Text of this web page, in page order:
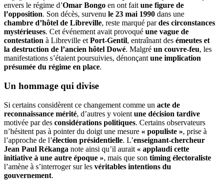
envers le régime d’Omar Bongo en ont fait une figure de
l’opposition. Son décès, survenu le 23 mai 1990 dans une
chambre d’hôtel de Libreville, reste marqué pardes circonstances
mystérieuses. Cet événement avait provoqué une vague de
contestation à Libreville et Port-Gentil, entraînant des émeutes et
la destruction de l’ancien hôtel Dowé. Malgré un couvre-feu, les
manifestations s’étaient poursuivies, dénonçant une implication
présumée du régime en place.
Un hommage qui divise
Si certains considèrent ce changement comme un acte de
reconnaissance mérité, d’autres y voient une décision tardive
motivée par des considérations politiques. Certains observateurs
n’hésitent pas à pointer du doigt une mesure « populiste », prise à
l’approche de l’élection présidentielle. L’enseignant-chercheur
Jean Paul Rékanga note ainsi qu’il aurait « applaudi cette
initiative à une autre époque », mais que son timing électoraliste
l’amène à s’interroger sur les véritables intentions du
gouvernement.